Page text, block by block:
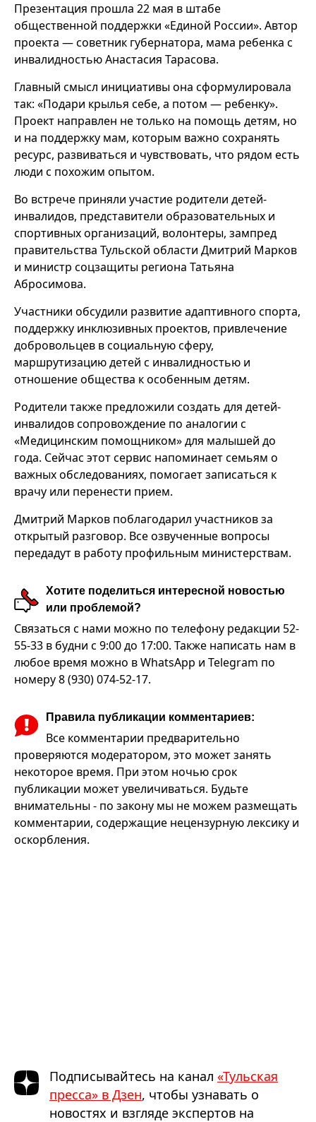
Презентация прошла 22 мая в штабе
общественной поддержки «Единой России». Автор
проекта — советник губернатора, мама ребенка с
инвалидностью Анастасия Тарасова.
Главный смысл инициативы она сформулировала
так: «Подари крылья себе, а потом — ребенку».
Проект направлен не только на помощь детям, но
и на поддержку мам, которым важно сохранять
ресурс, развиваться и чувствовать, что рядом есть
люди с похожим опытом.
Во встрече приняли участие родители детей-
инвалидов, представители образовательных и
спортивных организаций, волонтеры, зампред
правительства Тульской области Дмитрий Марков
и министр соцзащиты региона Татьяна
Абросимова.
Участники обсудили развитие адаптивного спорта,
поддержку инклюзивных проектов, привлечение
добровольцев в социальную сферу,
маршрутизацию детей с инвалидностью и
отношение общества к особенным детям.
Родители также предложили создать для детей-
инвалидов сопровождение по аналогии с
«Медицинским помощником» для малышей до
года. Сейчас этот сервис напоминает семьям о
важных обследованиях, помогает записаться к
врачу или перенести прием.
Дмитрий Марков поблагодарил участников за
открытый разговор. Все озвученные вопросы
передадут в работу профильным министерствам.
Хотите поделиться интересной новостью
или проблемой?
Связаться с нами можно по телефону редакции 52-
55-33 в будни с 9:00 до 17:00. Также написать нам в
любое время можно в WhatsApp и Telegram по
номеру 8 (930) 074-52-17.
Правила публикации комментариев:
Все комментарии предварительно
проверяются модератором, это может занять
некоторое время. При этом ночью срок
публикации может увеличиваться. Будьте
внимательны - по закону мы не можем размещать
комментарии, содержащие нецензурную лексику и
оскорбления.
Подписывайтесь на канал «Тульская
пресса» в Дзен, чтобы узнавать о
новостях и взгляде экспертов на